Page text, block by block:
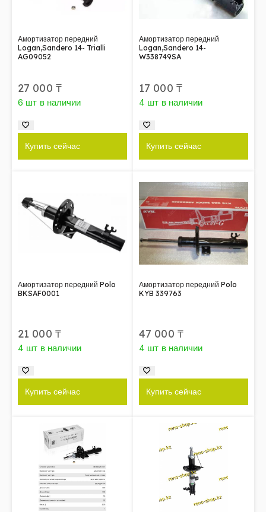
Амортизатор передний
Logan,Sandero 14- Trialli
AG09052
27 000 ₸
6 шт в наличии
Купить сейчас
Амортизатор передний
Logan,Sandero 14-
W338749SA
17 000 ₸
4 шт в наличии
Купить сейчас
Амортизатор передний Polo
BKSAF0001
21 000 ₸
4 шт в наличии
Купить сейчас
Амортизатор передний Polo
KYB 339763
47 000 ₸
4 шт в наличии
Купить сейчас